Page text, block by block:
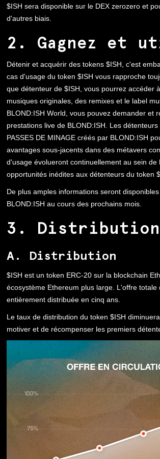
$ISH sera disponible sur le DEX zerozero et
d'autres biais.
2. Gagnez et
Détenir et acquérir des tokens $ISH, c'est
cas d'usage du token $ISH vous rapproche
que détenteur de $ISH, vous pourrez accéder
musiques originales, des remixes et le label
BLOND:ISH World, vous pouvez demander et
prestations live de BLOND:ISH. Les
PASSES DE MINAGE créés par BLOND:ISH
avantages sous-jacents dans des métavers
d'usage évolueront continuellement au sein
opportunités inédites aux détenteurs du token
De plus amples informations seront
BLOND:ISH au cours des prochains mois.
3. Distribution
A. Distribution
$ISH est un token ERC-20 sur la blockchain
écosystème Ethereum plus large. L'offre
entièrement distribuée en cinq ans.
Le taux de distribution du token $ISH
motiver et de récompenser les premiers